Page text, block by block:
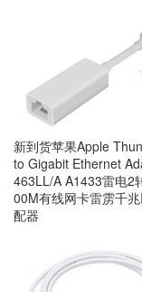
新到货苹果Apple
to Gigabit Ethernet
463LL/A A1433雷电2
00M有线网卡雷雳千
配器